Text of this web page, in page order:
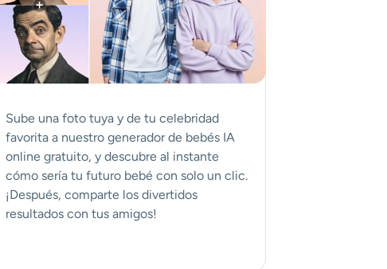
Sube una foto tuya y de tu celebridad
favorita a nuestro generador de bebés IA
online gratuito, y descubre al instante
cómo sería tu futuro bebé con solo un clic.
¡Después, comparte los divertidos
resultados con tus amigos!